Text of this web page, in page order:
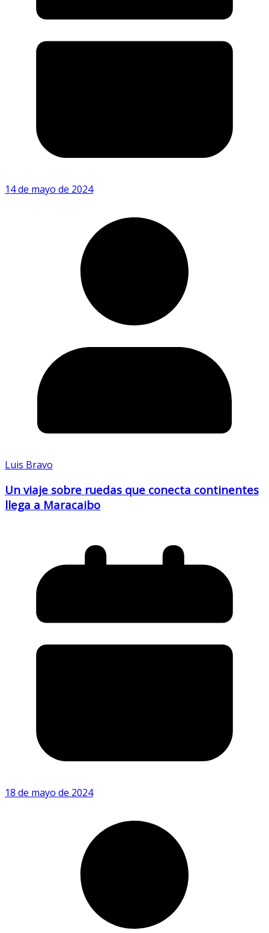
14 de mayo de 2024
Luis Bravo
Un viaje sobre ruedas que conecta continentes
llega a Maracaibo
18 de mayo de 2024